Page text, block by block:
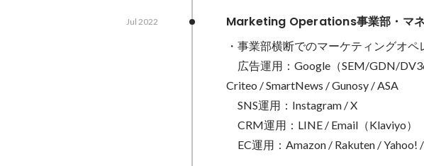
Marketing Operations事業部・マ
Jul 2022
・事業部横断でのマーケティングオペ
広告運用：Google（SEM/GDN/
Criteo / SmartNews / Gunosy / ASA
SNS運用：Instagram / X
CRM運用：LINE / Email（Klaviyo）
EC運用：Amazon / Rakuten / Yahoo!